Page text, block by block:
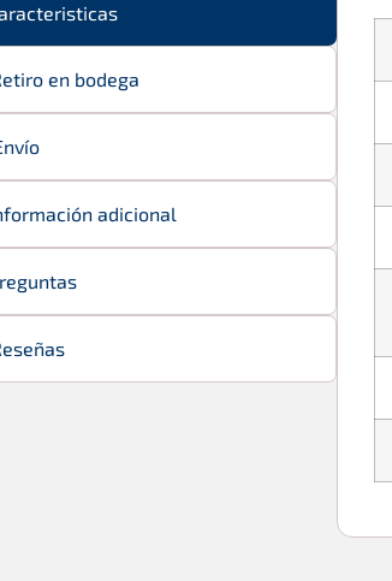
en bodega
adicional